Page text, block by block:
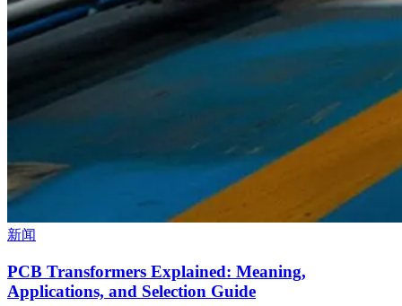
新闻
PCB Transformers Explained: Meaning,
Applications, and Selection Guide